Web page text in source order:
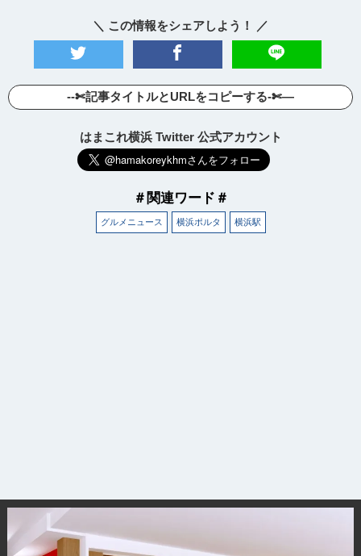
＼ この情報をシェアしよう！ ／
--✄記事タイトルとURLをコピーする-✄—
はまこれ横浜 Twitter 公式アカウント
＃関連ワード＃
グルメニュース 横浜ポルタ 横浜駅